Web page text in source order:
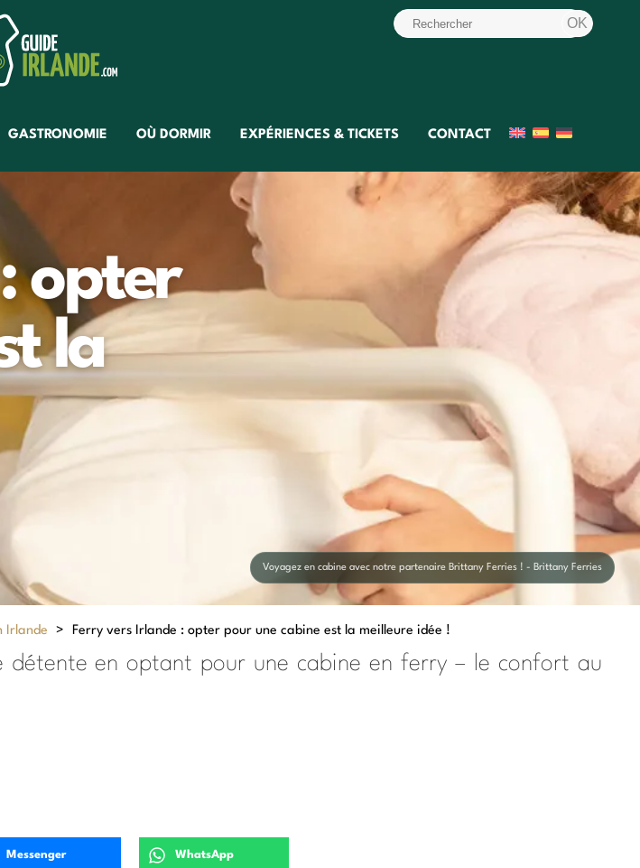
GASTRONOMIE OÙ DORMIR EXPÉRIENCES & TICKETS CONTACT
opter
la
Voyagez en cabine avec notre partenaire Brittany Ferries ! - Brittany Ferries
Irlande > Ferry vers Irlande : opter pour une cabine est la meilleure idée !
détente en optant pour une cabine en ferry – le confort au
Messenger WhatsApp